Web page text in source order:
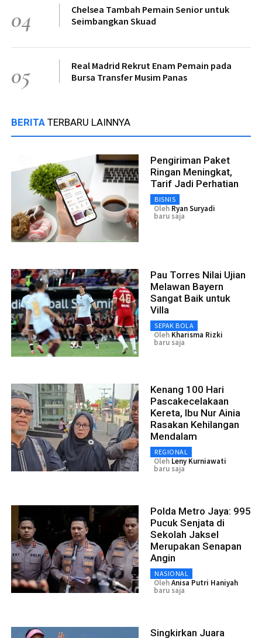
04
Chelsea Tambah Pemain Senior untuk
Seimbangkan Skuad
05
Real Madrid Rekrut Enam Pemain pada
Bursa Transfer Musim Panas
BERITA TERBARU LAINNYA
Pengiriman Paket
Ringan Meningkat,
Tarif Jadi Perhatian
BISNIS
Oleh Ryan Suryadi
baru saja
Pau Torres Nilai Ujian
Melawan Bayern
Sangat Baik untuk
Villa
SEPAK BOLA
Oleh Kharisma Rizki
baru saja
Kenang 100 Hari
Pascakecelakaan
Kereta, Ibu Nur Ainia
Rasakan Kehilangan
Mendalam
REGIONAL
Oleh Leny Kurniawati
baru saja
Polda Metro Jaya: 995
Pucuk Senjata di
Sekolah Jaksel
Merupakan Senapan
Angin
NASIONAL
OlehAnisa Putri Haniyah
baru saja
Singkirkan Juara